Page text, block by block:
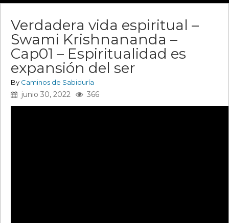
Verdadera vida espiritual –
Swami Krishnananda –
Cap01 – Espiritualidad es
expansión del ser
By Caminos de Sabiduría
junio 30, 2022 366